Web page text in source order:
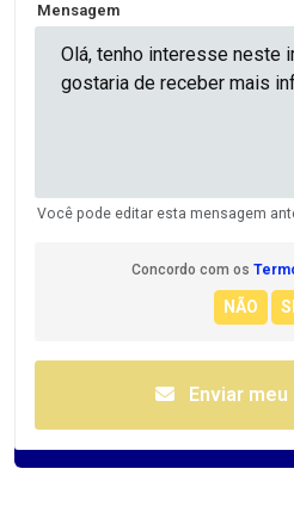
Mensagem
Você pode editar esta mensagem
Concordo com os
Enviar